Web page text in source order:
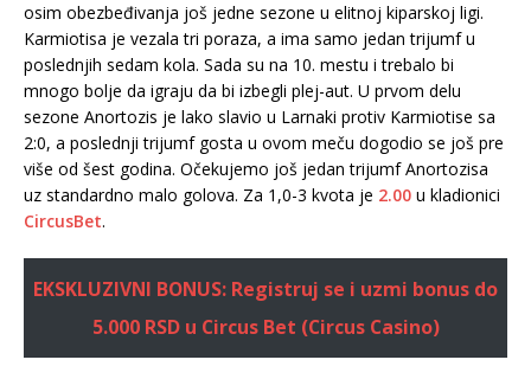
osim obezbeđivanja još jedne sezone u elitnoj kiparskoj ligi.
Karmiotisa je vezala tri poraza, a ima samo jedan trijumf u
poslednjih sedam kola. Sada su na 10. mestu i trebalo bi
mnogo bolje da igraju da bi izbegli plej-aut. U prvom delu
sezone Anortozis je lako slavio u Larnaki protiv Karmiotise sa
2:0, a poslednji trijumf gosta u ovom meču dogodio se još pre
više od šest godina. Očekujemo još jedan trijumf Anortozisa
uz standardno malo golova. Za 1,0-3 kvota je 2.00 u kladionici
CircusBet.
EKSKLUZIVNI BONUS: Registruj se i uzmi bonus do
5.000 RSD u Circus Bet (Circus Casino)